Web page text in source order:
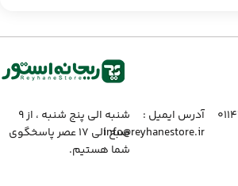
آدرس ایمیل :‌
info@reyhanestore.ir
شنبه الی پنج شنبه ، از ۹
صبح الی ۱۷ عصر پاسخگوی
شما هستیم.